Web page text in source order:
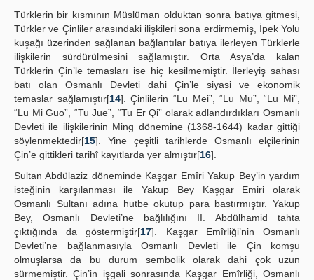
Türklerin bir kısmının Müslüman olduktan sonra batıya gitmesi,
Türkler ve Çinliler arasındaki ilişkileri sona erdirmemiş, İpek Yolu
kuşağı üzerinden sağlanan bağlantılar batıya ilerleyen Türklerle
ilişkilerin sürdürülmesini sağlamıştır. Orta Asya’da kalan
Türklerin Çin’le temasları ise hiç kesilmemiştir. İlerleyiş sahası
batı olan Osmanlı Devleti dahi Çin’le siyasi ve ekonomik
temaslar sağlamıştır[14]. Çinlilerin “Lu Mei”, “Lu Mu”, “Lu Mi”,
“Lu Mi Guo”, “Tu Jue”, “Tu Er Qi” olarak adlandırdıkları Osmanlı
Devleti ile ilişkilerinin Ming dönemine (1368-1644) kadar gittiği
söylenmektedir[15]. Yine çeşitli tarihlerde Osmanlı elçilerinin
Çin’e gittikleri tarihî kayıtlarda yer almıştır[16].
Sultan Abdülaziz döneminde Kaşgar Emîri Yakup Bey’in yardım
isteğinin karşılanması ile Yakup Bey Kaşgar Emiri olarak
Osmanlı Sultanı adına hutbe okutup para bastırmıştır. Yakup
Bey, Osmanlı Devleti’ne bağlılığını II. Abdülhamid tahta
çıktığında da göstermiştir[17]. Kaşgar Emîrliği’nin Osmanlı
Devleti’ne bağlanmasıyla Osmanlı Devleti ile Çin komşu
olmuşlarsa da bu durum sembolik olarak dahi çok uzun
sürmemiştir. Çin’in işgali sonrasında Kaşgar Emîrliği, Osmanlı